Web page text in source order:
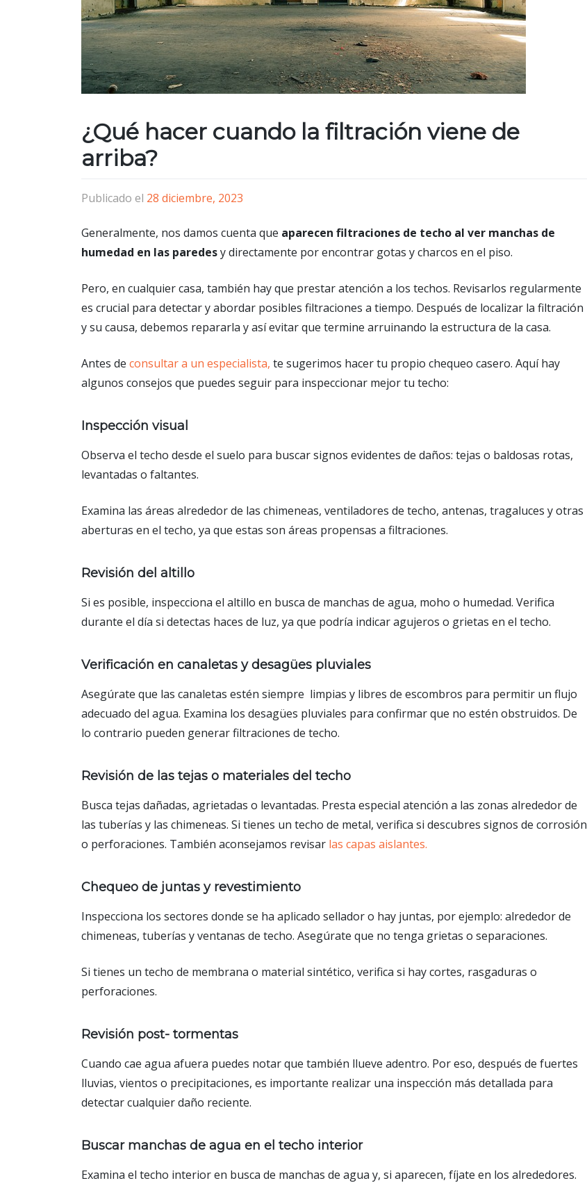
¿Qué hacer cuando la filtración viene de
arriba?
Publicado el 28 diciembre, 2023
Generalmente, nos damos cuenta que aparecen filtraciones de techo al ver manchas de
humedad en las paredesy directamente por encontrar gotas y charcos en el piso.
Pero, en cualquier casa, también hay que prestar atención a los techos. Revisarlos regularmente
es crucial para detectar y abordar posibles filtraciones a tiempo. Después de localizar la filtración
y su causa, debemos repararla y así evitar que termine arruinando la estructura de la casa.
Antes de consultar a un especialista, te sugerimos hacer tu propio chequeo casero. Aquí hay
algunos consejos que puedes seguir para inspeccionar mejor tu techo:
Inspección visual
Observa el techo desde el suelo para buscar signos evidentes de daños: tejas o baldosas rotas,
levantadas o faltantes.
Examina las áreas alrededor de las chimeneas, ventiladores de techo, antenas, tragaluces y otras
aberturas en el techo, ya que estas son áreas propensas a filtraciones.
Revisión del altillo
Si es posible, inspecciona el altillo en busca de manchas de agua, moho o humedad. Verifica
durante el día si detectas haces de luz, ya que podría indicar agujeros o grietas en el techo.
Verificación en canaletas y desagües pluviales
Asegúrate que las canaletas estén siempre limpias y libres de escombros para permitir un flujo
adecuado del agua. Examina los desagües pluviales para confirmar que no estén obstruidos. De
lo contrario pueden generar filtraciones de techo.
Revisión de las tejas o materiales del techo
Busca tejas dañadas, agrietadas o levantadas. Presta especial atención a las zonas alrededor de
las tuberías y las chimeneas. Si tienes un techo de metal, verifica si descubres signos de corrosión
o perforaciones. También aconsejamos revisar las capas aislantes.
Chequeo de juntas y revestimiento
Inspecciona los sectores donde se ha aplicado sellador o hay juntas, por ejemplo: alrededor de
chimeneas, tuberías y ventanas de techo. Asegúrate que no tenga grietas o separaciones.
Si tienes un techo de membrana o material sintético, verifica si hay cortes, rasgaduras o
perforaciones.
Revisión post- tormentas
Cuando cae agua afuera puedes notar que también llueve adentro. Por eso, después de fuertes
lluvias, vientos o precipitaciones, es importante realizar una inspección más detallada para
detectar cualquier daño reciente.
Buscar manchas de agua en el techo interior
Examina el techo interior en busca de manchas de agua y, si aparecen, fíjate en los alrededores.